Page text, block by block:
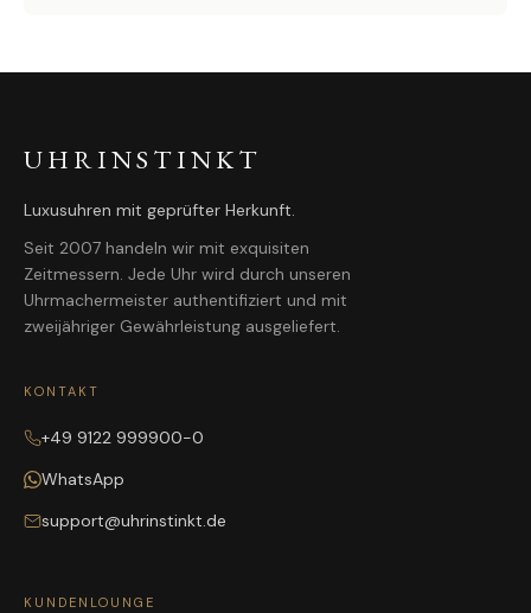
UHRINSTINKT
Luxusuhren mit geprüfter Herkunft.
Seit 2007 handeln wir mit exquisiten
Zeitmessern. Jede Uhr wird durch unseren
Uhrmachermeister authentifiziert und mit
zweijähriger Gewährleistung ausgeliefert.
KONTAKT
+49 9122 999900-0
WhatsApp
support@uhrinstinkt.de
KUNDENLOUNGE